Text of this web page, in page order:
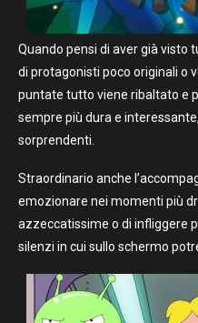
Quando pensi di aver già visto
di protagonisti poco originali o
puntate tutto viene ribaltato e
sempre più dura e
sorprendenti.
Straordinario anche
emozionare nei momenti più
azzeccatissime o di infliggere
silenzi in cui sullo schermo